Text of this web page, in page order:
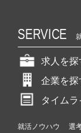
SERVICE
求人を探
企業を探
タイムラ
就活ノウハウ 選